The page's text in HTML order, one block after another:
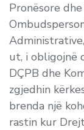
Pronësore
ut, i obligojnë
DÇPB dhe
zgjedhin
brenda një
rastin kur